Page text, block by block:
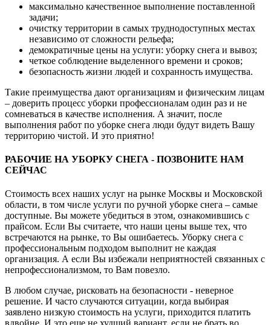
максимально качественное выполнение поставленной
задачи;
очистку территории в самых труднодоступных местах
независимо от сложности рельефа;
демократичные цены на услуги: уборку снега и вывоз;
четкое соблюдение выделенного времени и сроков;
безопасность жизни людей и сохранность имущества.
Такие преимущества дают организациям и физическим лицам
– доверить процесс уборки профессионалам один раз и не
сомневаться в качестве исполнения. А значит, после
выполнения работ по уборке снега люди будут видеть Вашу
территорию чистой. И это приятно!
РАБОЧИЕ НА УБОРКУ СНЕГА - ПОЗВОНИТЕ НАМ
СЕЙЧАС
Стоимость всех наших услуг на рынке Москвы и Московской
области, в том числе услуги по ручной уборке снега – самые
доступные. Вы можете убедиться в этом, ознакомившись с
прайсом. Если Вы считаете, что наши цены выше тех, что
встречаются на рынке, то Вы ошибаетесь. Уборку снега с
профессиональным подходом выполнит не каждая
организация. А если Вы избежали неприятностей связанных с
непрофессионализмом, то Вам повезло.
В любом случае, рисковать на безопасности - неверное
решение. И часто случаются ситуации, когда выбирая
заявлено низкую стоимость на услуги, приходится платить